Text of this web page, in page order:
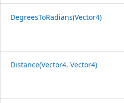
DegreesToRadians(Vector4)
Distance(Vector4, Vector4)